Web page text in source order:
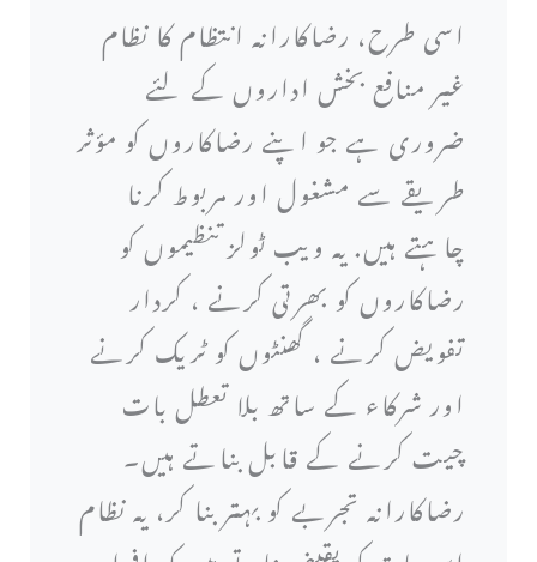
اسی طرح، رضاکارانہ انتظام کا نظام
غیر منافع بخش اداروں کے لئے
ضروری ہے جو اپنے رضاکاروں کو مؤثر
طریقے سے مشغول اور مربوط کرنا
چاہتے ہیں. یہ ویب ٹولز تنظیموں کو
رضاکاروں کو بھرتی کرنے ، کردار
تفویض کرنے ، گھنٹوں کو ٹریک کرنے
اور شرکاء کے ساتھ بلا تعطل بات
چیت کرنے کے قابل بناتے ہیں۔
رضاکارانہ تجربے کو بہتر بنا کر، یہ نظام